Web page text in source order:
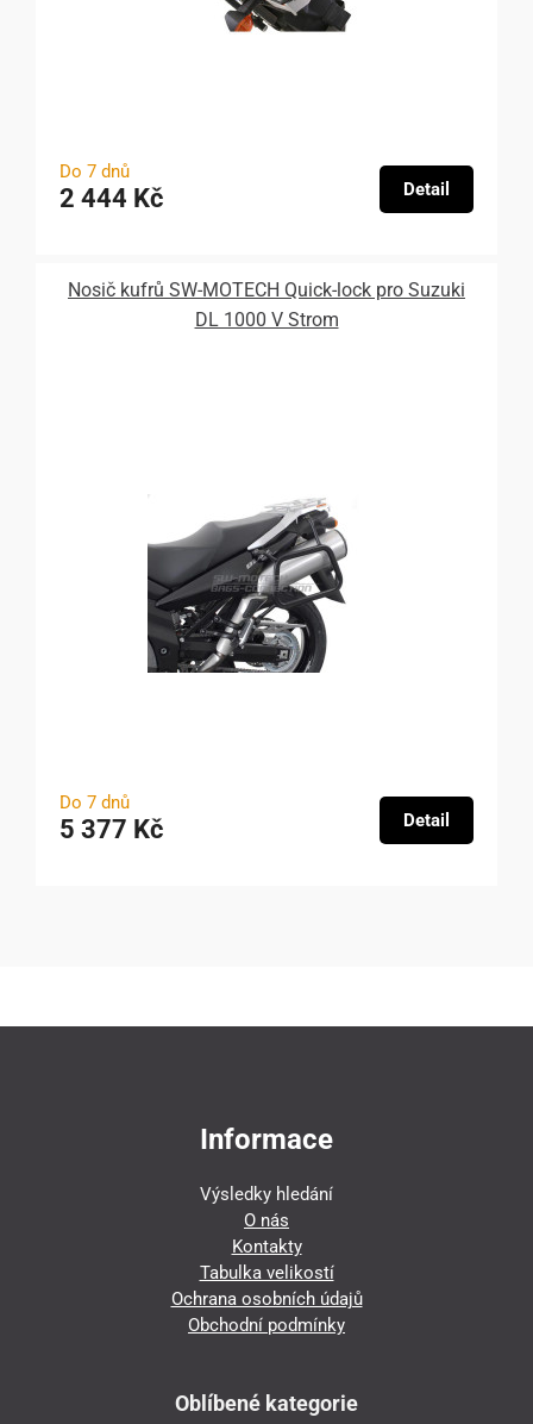
Do 7 dnů
2 444 Kč Detail
Nosič kufrů SW-MOTECH Quick-lock pro Suzuki
DL 1000 V Strom
Do 7 dnů
5 377 Kč Detail
Informace
Výsledky hledání
O nás
Kontakty
Tabulka velikostí
Ochrana osobních údajů
Obchodní podmínky
Oblíbené kategorie